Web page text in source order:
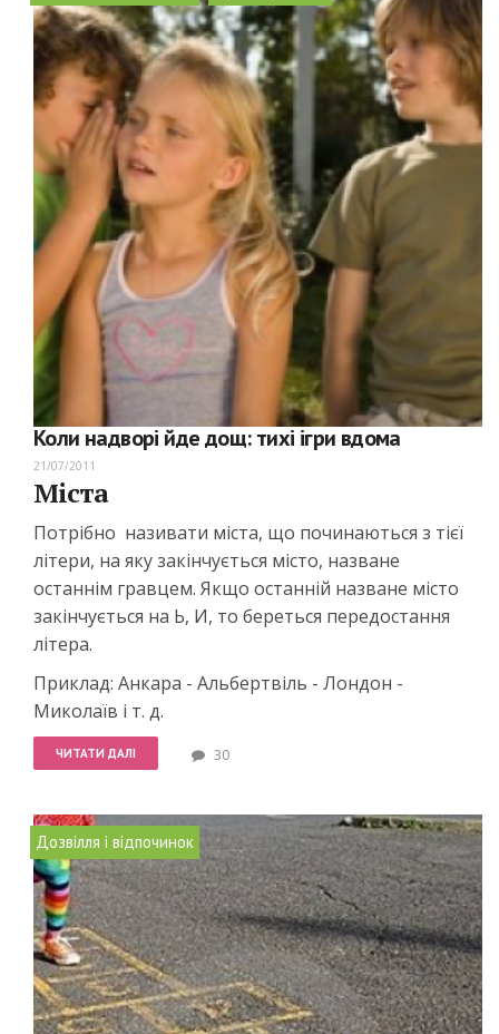
Коли надворі йде дощ: тихі ігри вдома
21/07/2011
Міста
Потрібно називати міста, що починаються з тієї
літери, на яку закінчується місто, назване
останнім гравцем. Якщо останній назване місто
закінчується на Ь, И, то береться передостання
літера.
Приклад: Анкара - Альбертвіль - Лондон -
Миколаїв і т. д.
ЧИТАТИ ДАЛІ 30
Дозвілля і відпочинок